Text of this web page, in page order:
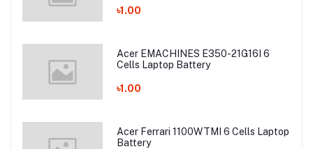
Battery
৳1.00
Acer EMACHINES E350-21G16I 6
Cells Laptop Battery
৳1.00
Acer Ferrari 1100WTMI 6 Cells Laptop
Battery